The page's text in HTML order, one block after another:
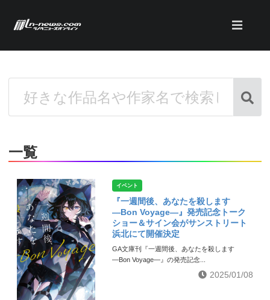
一覧
イベント
『一週間後、あなたを殺します
―Bon Voyage―』発売記念トーク
ショー＆サイン会がサンストリート
浜北にて開催決定
GA文庫刊『一週間後、あなたを殺します
―Bon Voyage―』の発売記念...
2025/01/08